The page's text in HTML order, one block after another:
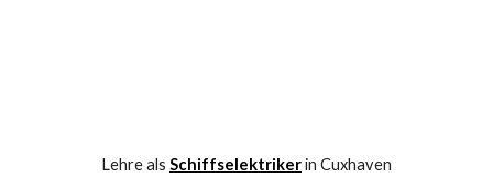
Lehre als Schiffselektriker in Cuxhaven